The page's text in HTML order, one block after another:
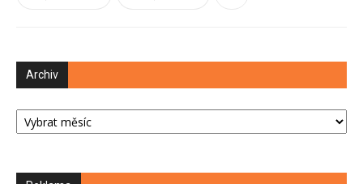
Archiv
Archiv